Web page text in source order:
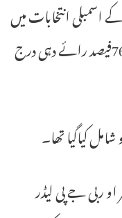
کے اسمبلی انتخابات میں
پہلے مرحلے کے دوران 18سیٹوں پر 76.47فیصد رائے دہی درج
کیاگیا تھا۔
ربی جے پی لیڈر